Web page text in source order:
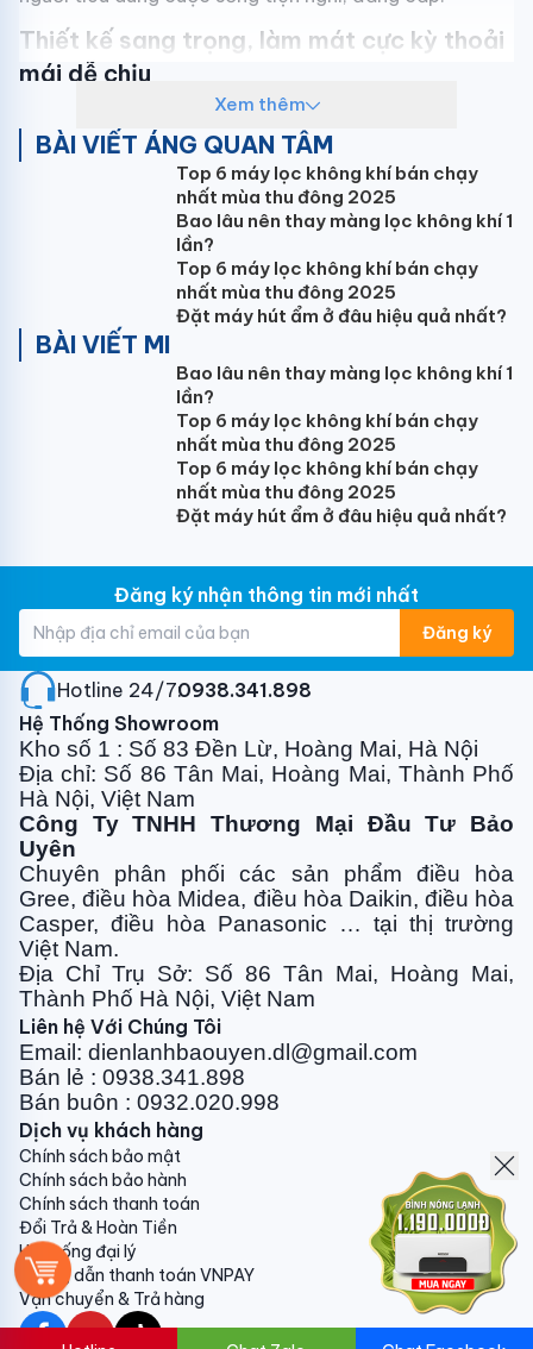
Thiết kế sang trọng, làm mát cực kỳ thoải
mái dễ chịu
đại toát lên sự sang trọng đẳng cấp. Hơn nữa điều
hiển thị nhiệt độ trên dàn lạnhgiúp cho việc
sử dụng dễ dàng hơn bao giờ hết, đặt biệt khi về đêm
thì đèn LED này không chỉ giúp bạn điều khiển các
chế độ dễ dàng mà còn có tác dụng như bóng đèn
Máy điều hòa LG IEC24M2 thổi gió 4 hướng (Trên /
dưới & Trái / Phải) giúp làm lạnh đồng đều khắp căn
phòng. Ngoài ra, với chế độ Comfort Air máy điều
hòa LG sẽ không thổi luồng gió trực tiếp vào người
mang đến cho bạn tận hưởng không gian mát lạnh vô
điều hòa 24000BTU, LG IEC24M2 là sự
Công nghệ LG Dual inverter chẳng phải lo
tiền điện
Điều hoà LG Dual inverter IEC24M2 công nghệ tiên
tiến độc đáo giúp điều hòa LG tiết kiệm tới 70% điện
năng tiêu thụ so với máy điều hoà thông thường, làm
lạnh nhanh hơn 40% . Ngoài ra, điều hòa inverter còn
giúp máy vận hành êm ái, bền bỉ và kéo dài tuổi thọ
cho máy.
Kiểm soát năng lượng hiệu quả
Điều hoà LG 1 chiều IEC24M2 được tích hợp chế độ
kiểm soát năng lượng Energy Ctrl dùng để điều chỉnh
được công suất theo 4 mức 40%, 60%, 80%, 100%
cho máy tuỳ thuộc vào nhu của người sử dụng. Mang
lại cho Bạn tận hưởng cảm giác mát lạnh sảng khoái
với mức tiết kiệm điện năng hiệu quả.
Lưới lọc diệt khuẩn mang lại không khí
trong lành
Không khí là một trong những yếu tố gây ảnh hưởng
trực tiếp đến sức khoẻ con người đặc biệt là đường
hô hấp. Vì thế ngày nay khi chọn mua máyđiều hòa
Xem thêm
BÀI VIẾT ÁNG QUAN TÂM
Top 6 máy lọc không khí bán chạy
nhất mùa thu đông 2025
Bao lâu nên thay màng lọc không khí 1
lần?
Top 6 máy lọc không khí bán chạy
nhất mùa thu đông 2025
Đặt máy hút ẩm ở đâu hiệu quả nhất?
BÀI VIẾT MI
Bao lâu nên thay màng lọc không khí 1
lần?
Top 6 máy lọc không khí bán chạy
nhất mùa thu đông 2025
Top 6 máy lọc không khí bán chạy
nhất mùa thu đông 2025
Đặt máy hút ẩm ở đâu hiệu quả nhất?
Đăng ký nhận thông tin mới nhất
Đăng ký
Hotline 24/7:0938.341.898
Hệ Thống Showroom
Kho số 1 : Số 83 Đền Lừ, Hoàng Mai, Hà Nội
Địa chỉ: Số 86 Tân Mai, Hoàng Mai, Thành Phố
Hà Nội, Việt Nam
Công Ty TNHH Thương Mại Đầu Tư Bảo
Uyên
Chuyên phân phối các sản phẩm điều hòa
Gree, điều hòa Midea, điều hòa Daikin, điều hòa
Casper, điều hòa Panasonic … tại thị trường
Việt Nam.
Địa Chỉ Trụ Sở: Số 86 Tân Mai, Hoàng Mai,
Thành Phố Hà Nội, Việt Nam
Liên hệ Với Chúng Tôi
Email: dienlanhbaouyen.dl@gmail.com
Bán lẻ : 0938.341.898
Bán buôn : 0932.020.998
Dịch vụ khách hàng
Chính sách bảo mật
Chính sách bảo hành
Chính sách thanh toán
Đổi Trả & Hoàn Tiền
Hệ thống đại lý
Hướng dẫn thanh toán VNPAY
Vận chuyển & Trả hàng